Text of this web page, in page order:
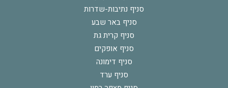
סניף נתיבות-שדרות
סניף באר שבע
סניף קרית גת
סניף אופקים
סניף דימונה
סניף ערד